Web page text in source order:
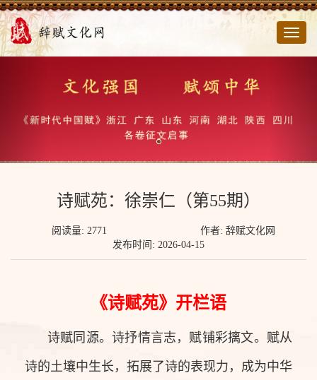
切
诗赋苑：徐崇仁（第55期）
阅读量: 2771
作者: 辞赋文化网
发布时间: 2026-04-15
《诗赋苑》开栏语
诗赋同源。诗抒情言志，赋铺彩摛文。赋从
诗的土壤中生长，拓展了诗的表现力，成为中华